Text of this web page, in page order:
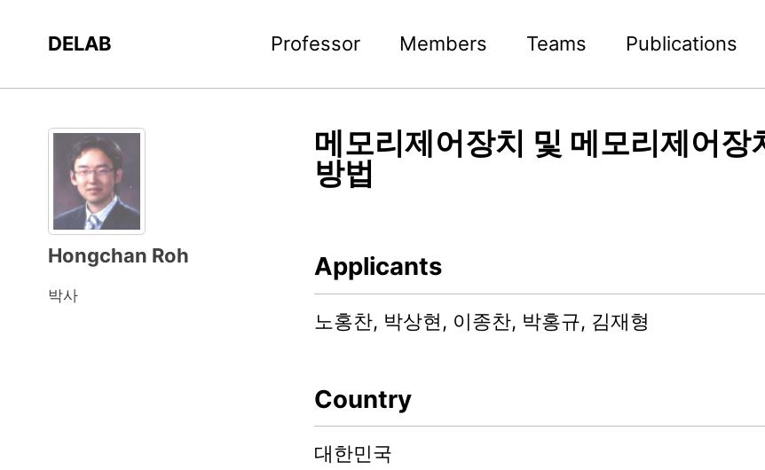
DELAB Professor Members Teams Publications
Hongchan Roh
박사
메모리제어장치 및 메모리제어장
방법
Applicants
노홍찬, 박상현, 이종찬, 박홍규, 김재형
Country
대한민국